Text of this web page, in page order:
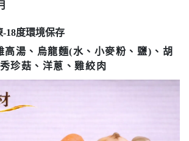
18度環境保存
高湯、烏龍麵(水、小麥粉、鹽)、胡
珍菇、洋蔥、雞絞肉